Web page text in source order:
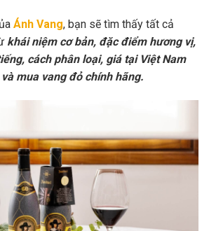
Ánh Vang, bạn sẽ tìm thấy tất cả
khái niệm cơ bản, đặc điểm hương vị,
cách phân loại, giá tại Việt Nam
mua vang đỏ chính hãng.